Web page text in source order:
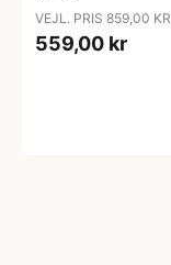
VEJL. PRIS 859,00 KR
559,00 kr